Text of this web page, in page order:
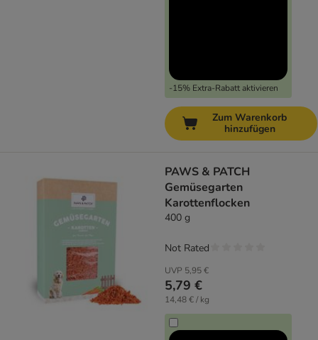
-15% Extra-Rabatt aktivieren
Zum Warenkorb
hinzufügen
PAWS & PATCH
Gemüsegarten
Karottenflocken
400 g
UVP 5,95 €
5,79 €
14,48 € / kg
Not Rated